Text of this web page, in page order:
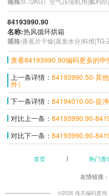
84193990.90
名称:热风循环烘箱
规格:香蕉片干燥|蒸发水分|科维|TG-
查看84193990.90编码更多的申
上一条详情： 84193990.50-其
外）
下一条详情： 84194010.00-提
对比上一条： 84193990.90-
对比下一条： 84193990.90-
首页 热门查
友情链接：
©2026 海关编码查询